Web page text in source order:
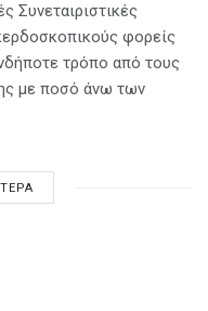
Συνεταιριστικές
φορείς
τρόπο από τους
με ποσό άνω των